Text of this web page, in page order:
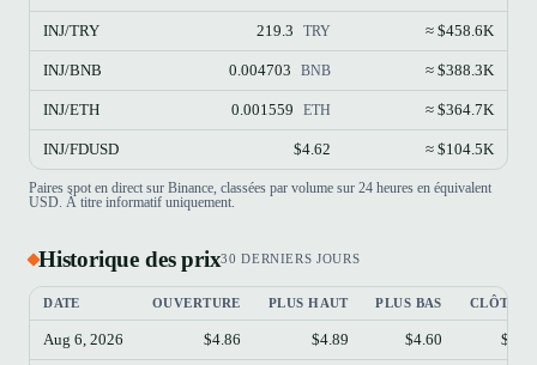
INJ/TRY 219.3 TRY ≈ $458.6K
INJ/BNB 0.004703 BNB ≈ $388.3K
INJ/ETH 0.001559 ETH ≈ $364.7K
INJ/FDUSD $4.62 ≈ $104.5K
Paires spot en direct sur Binance, classées par volume sur 24 heures en équivalent
USD. À titre informatif uniquement.
Historique des prix30 DERNIERS JOURS
DATE OUVERTURE PLUS HAUT PLUS BAS CLÔTURE
Aug 6, 2026 $4.86 $4.89 $4.60 $4.61